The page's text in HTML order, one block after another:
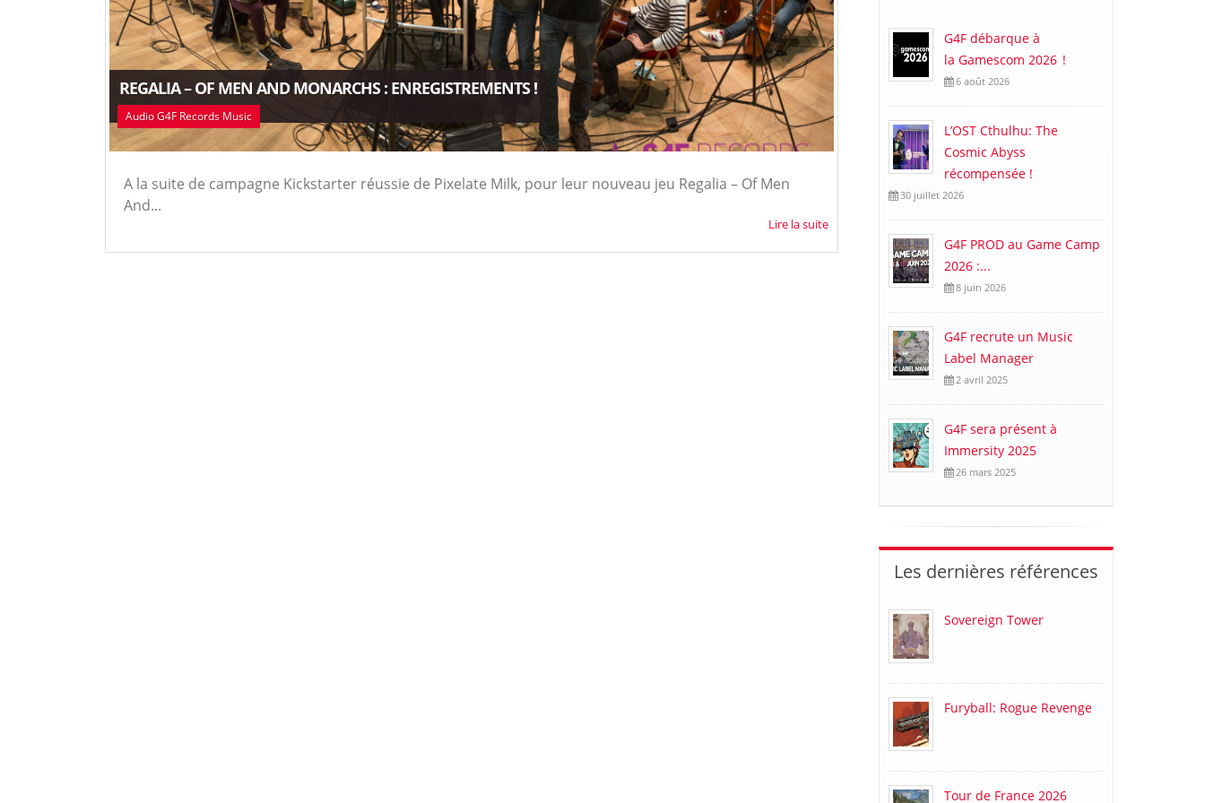
REGALIA – OF MEN AND MONARCHS : ENREGISTREMENTS !
Audio G4F Records Music
A la suite de campagne Kickstarter réussie de Pixelate Milk, pour leur nouveau jeu Regalia – Of Men
And...
Lire la suite
G4F débarque à
la Gamescom 2026 !
6 août 2026
L’OST Cthulhu: The
Cosmic Abyss
récompensée !
30 juillet 2026
G4F PROD au Game Camp
2026 :...
8 juin 2026
G4F recrute un Music
Label Manager
2 avril 2025
G4F sera présent à
Immersity 2025
26 mars 2025
Les dernières références
Sovereign Tower
Furyball: Rogue Revenge
Tour de France 2026